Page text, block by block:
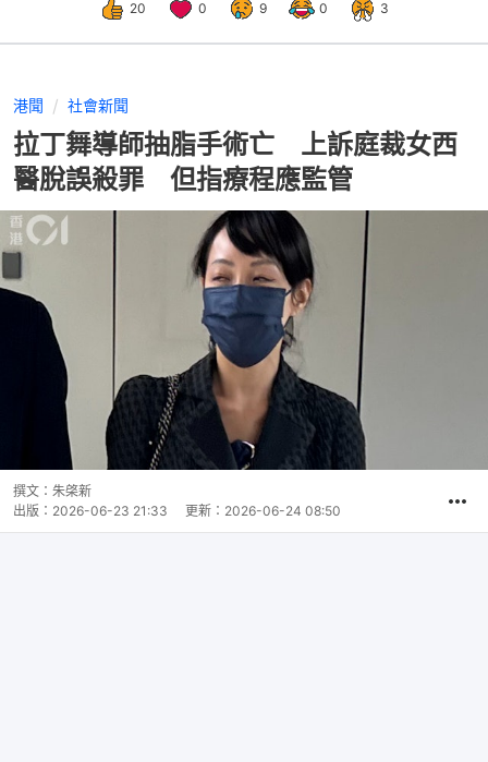
20 0 9 0 3
港聞 社會新聞
拉丁舞導師抽脂手術亡 上訴庭裁女西
醫脫誤殺罪 但指療程應監管
撰文： 朱棨新
出版： 2026-06-23 21:33 更新： 2026-06-24 08:50